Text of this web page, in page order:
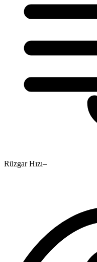
Rüzgar Hızı–